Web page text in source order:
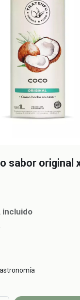
sabor original
incluido